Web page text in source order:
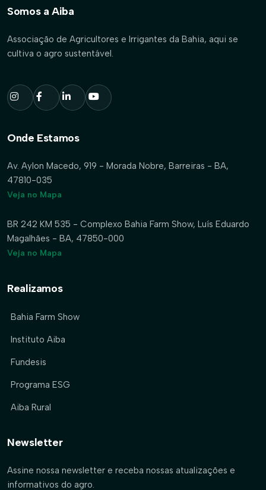
Somos a Aiba
Associação de Agricultores e Irrigantes da Bahia, aqui se
cultiva o agro sustentável.
Onde Estamos
Av. Aylon Macedo, 919 - Morada Nobre, Barreiras - BA,
47810-035
Veja no Mapa
BR 242 KM 535 - Complexo Bahia Farm Show, Luís Eduardo
Magalhães - BA, 47850-000
Veja no Mapa
Realizamos
Bahia Farm Show
Instituto Aiba
Fundesis
Programa ESG
Aiba Rural
Newsletter
Assine nossa newsletter e receba nossas atualizações e
informativos do agro.